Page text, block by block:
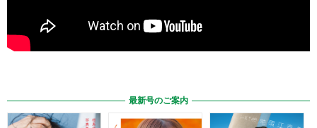
最新号のご案内